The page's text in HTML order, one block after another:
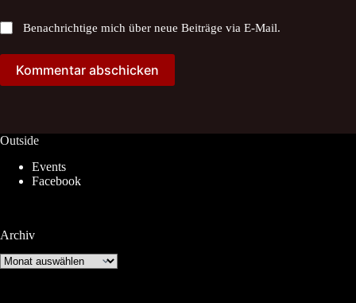
Benachrichtige mich über neue Beiträge via E-Mail.
Kommentar abschicken
Outside
Events
Facebook
Archiv
Archiv